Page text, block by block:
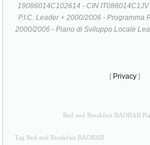
19086014C102614 - CIN
P.I.C. Leader + 2000/2006 - Programma
2000/2006 - Piano di Sviluppo Locale
[ Privacy ]
Bed and Breakfast BAOBAB
Tag Bed and Breakfast BAOBAB